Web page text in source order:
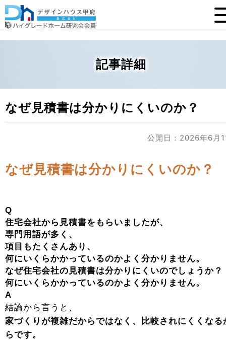
記事詳細
なぜ見積書は分かりにくいのか？
公開日：2026年6月
なぜ見積書は分かりにくいのか？
Q
住宅会社から見積書をもらいましたが、
専門用語が多く、
項目もたくさんあり、
何にいくらかかっているのかよく分かりません。
なぜ住宅会社の見積書は分かりにくいのでしょうか？
何にいくらかかっているのかよく分かりません。
A
結論から言うと、
家づくりが複雑だからではなく、比較されにくくなる
らです。